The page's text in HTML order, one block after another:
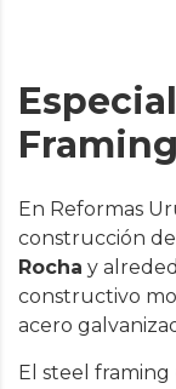
En Reformas
construcción de
Rocha y
constructivo
acero
El steel